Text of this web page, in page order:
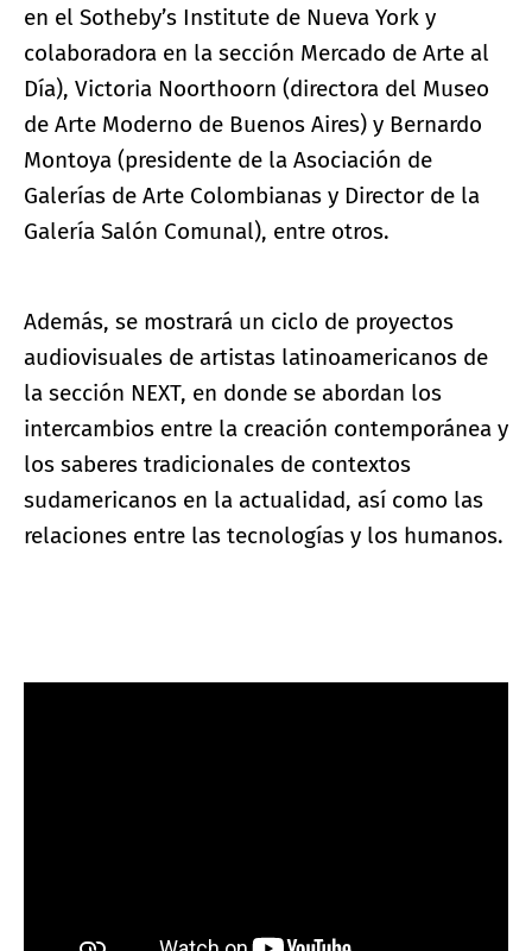
en el Sotheby’s Institute de Nueva York y
colaboradora en la sección Mercado de Arte al
Día), Victoria Noorthoorn (directora del Museo
de Arte Moderno de Buenos Aires) y Bernardo
Montoya (presidente de la Asociación de
Galerías de Arte Colombianas y Director de la
Galería Salón Comunal), entre otros.
Además, se mostrará un ciclo de proyectos
audiovisuales de artistas latinoamericanos de
la sección NEXT, en donde se abordan los
intercambios entre la creación contemporánea y
los saberes tradicionales de contextos
sudamericanos en la actualidad, así como las
relaciones entre las tecnologías y los humanos.